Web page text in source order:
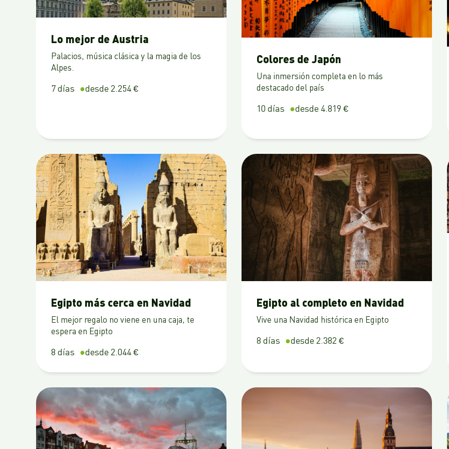
Lo mejor de Austria
Palacios, música clásica y la magia de los
Alpes.
7 días desde 2.254 €
Colores de Japón
Una inmersión completa en lo más
destacado del país
10 días desde 4.819 €
Egipto más cerca en Navidad
El mejor regalo no viene en una caja, te
espera en Egipto
8 días desde 2.044 €
Egipto al completo en Navidad
Vive una Navidad histórica en Egipto
8 días desde 2.382 €